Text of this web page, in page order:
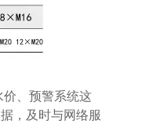
、预警系统这
，及时与网络服